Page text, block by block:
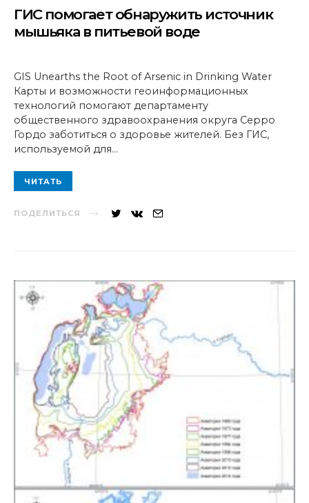
ГИС помогает обнаружить источник
мышьяка в питьевой воде
GIS Unearths the Root of Arsenic in Drinking Water
Карты и возможности геоинформационных
технологий помогают департаменту
общественного здравоохранения округа Cерро
Гордо заботиться о здоровье жителей. Без ГИС,
используемой для…
ЧИТАТЬ
ПОДЕЛИТЬСЯ